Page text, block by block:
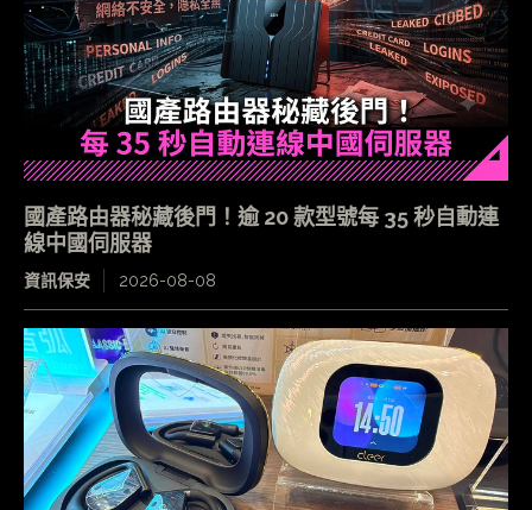
國產路由器秘藏後門！逾 20 款型號每 35 秒自動連
線中國伺服器
資訊保安 2026-08-08